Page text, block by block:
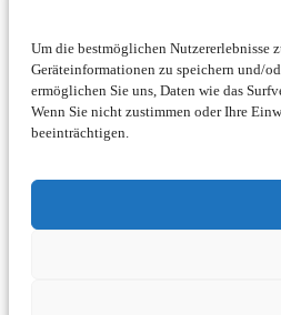
Um die bestmöglichen Nutzererlebnisse
Geräteinformationen zu speichern und/
ermöglichen Sie uns, Daten wie das
Wenn Sie nicht zustimmen oder Ihre
beeinträchtigen.